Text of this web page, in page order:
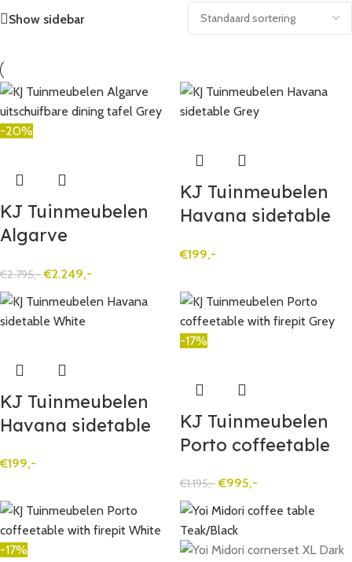
Show sidebar
-20%
KJ Tuinmeubelen
Algarve
dining tafel Grey
€2.795,- €2.249,-
KJ Tuinmeubelen
Havana sidetable
€199,-
KJ Tuinmeubelen
Havana sidetable
€199,-
-17%
KJ Tuinmeubelen
Porto coffeetable
€1.195,- €995,-
-17%